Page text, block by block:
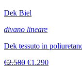
Dek Biel
divano lineare
Dek tessuto in
€2.580 €1.290